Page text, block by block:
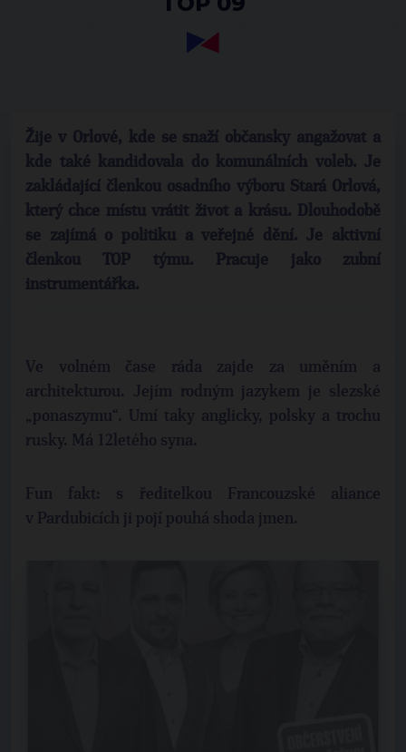
Žije v Orlové, kde se snaží občansky angažovat a
kde také kandidovala do komunálních voleb. Je
zakládající členkou osadního výboru Stará Orlová,
který chce místu vrátit život a krásu. Dlouhodobě
se zajímá o politiku a veřejné dění. Je aktivní
členkou TOP týmu. Pracuje jako zubní
instrumentářka.
Ve volném čase ráda zajde za uměním a
architekturou. Jejím rodným jazykem je slezské
„ponaszymu“. Umí taky anglicky, polsky a trochu
rusky. Má 12letého syna.
Fun fakt: s ředitelkou Francouzské aliance
v Pardubicích ji pojí pouhá shoda jmen.